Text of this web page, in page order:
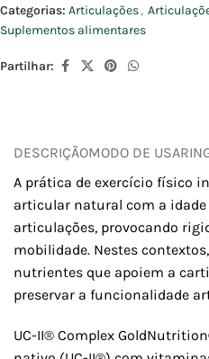
Categorias: Articulações,
Suplementos alimentares
Partilhar:
DESCRIÇÃOMODO DE USAR
A prática de exercício físico
articular natural com a idade
articulações, provocando
mobilidade. Nestes
nutrientes que apoiem a
preservar a funcionalidade
UC-II® Complex